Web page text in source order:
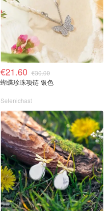
€21.60 €30.00
蝴蝶珍珠项链 银色
Selenichast